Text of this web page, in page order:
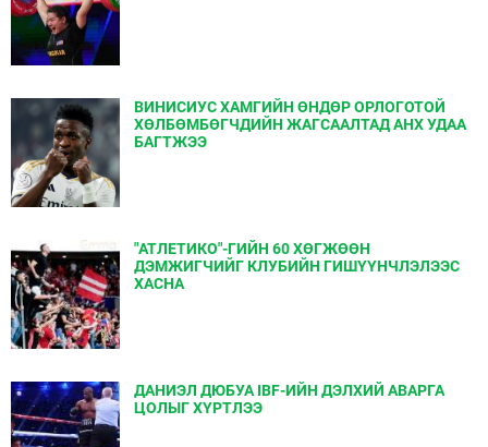
ВИНИСИУС ХАМГИЙН ӨНДӨР ОРЛОГОТОЙ
ХӨЛБӨМБӨГЧДИЙН ЖАГСААЛТАД АНХ УДАА
БАГТЖЭЭ
"АТЛЕТИКО"-ГИЙН 60 ХӨГЖӨӨН
ДЭМЖИГЧИЙГ КЛУБИЙН ГИШҮҮНЧЛЭЛЭЭС
ХАСНА
ДАНИЭЛ ДЮБУА IBF-ИЙН ДЭЛХИЙ АВАРГА
ЦОЛЫГ ХҮРТЛЭЭ